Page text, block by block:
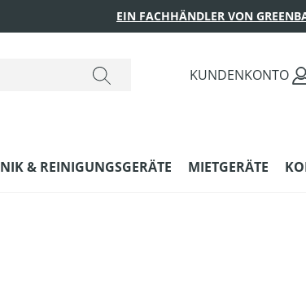
EIN FACHHÄNDLER VON
KUNDENKONTO
& REINIGUNGSGERÄTE MIETGERÄTE